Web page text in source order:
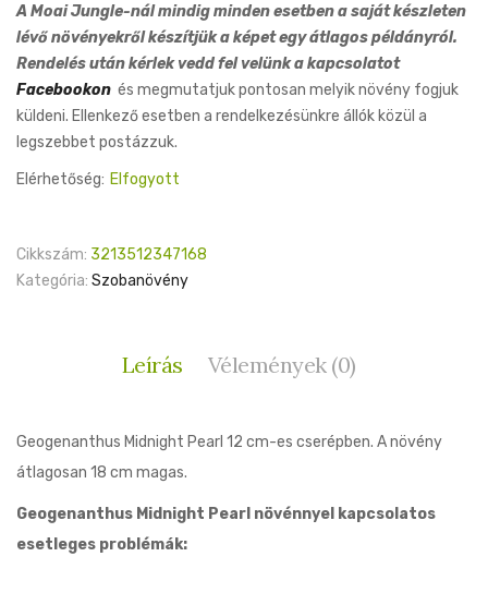
was:
6,500 Ft.
is:
4,500 Ft.
A Moai Jungle-nál mindig minden esetben a saját készleten
lévő növényekről készítjük a képet egy átlagos példányról.
Rendelés után kérlek vedd fel velünk a kapcsolatot
Facebookon és megmutatjuk pontosan melyik növény fogjuk
küldeni. Ellenkező esetben a rendelkezésünkre állók közül a
legszebbet postázzuk.
Elérhetőség: Elfogyott
Cikkszám: 3213512347168
Kategória: Szobanövény
Leírás Vélemények (0)
Geogenanthus Midnight Pearl 12 cm-es cserépben. A növény
átlagosan 18 cm magas.
Geogenanthus Midnight Pearl növénnyel kapcsolatos
esetleges problémák: